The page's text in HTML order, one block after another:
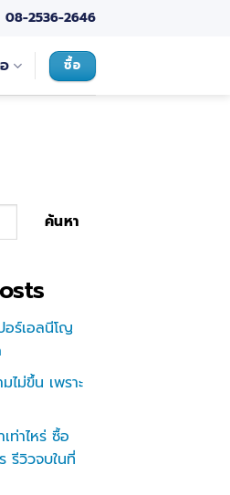
08-2536-2646
ซื้อ
ค้นหา
อร์เอลนีโญ
ไม่ขึ้น เพราะ
ท่าไหร่ ซื้อ
รีวิวจบในที่